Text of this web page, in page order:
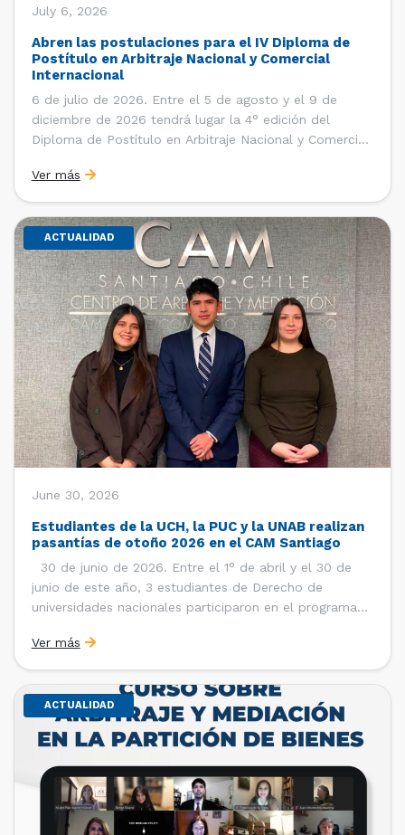
July 6, 2026
Abren las postulaciones para el IV Diploma de
Postítulo en Arbitraje Nacional y Comercial
Internacional
6 de julio de 2026. Entre el 5 de agosto y el 9 de
diciembre de 2026 tendrá lugar la 4° edición del
Diploma de Postítulo en Arbitraje Nacional y Comercial
Derecho Internacional de la Facultad de Derecho de la
Universidad de Chile y […]
Ver más
ACTUALIDAD
June 30, 2026
Estudiantes de la UCH, la PUC y la UNAB realizan
pasantías de otoño 2026 en el CAM Santiago
30 de junio de 2026. Entre el 1° de abril y el 30 de
junio de este año, 3 estudiantes de Derecho de
universidades nacionales participaron en el programa
de la Cámara de Comercio de Santiago (CCS). Así, se
realizaron […]
Ver más
ACTUALIDAD